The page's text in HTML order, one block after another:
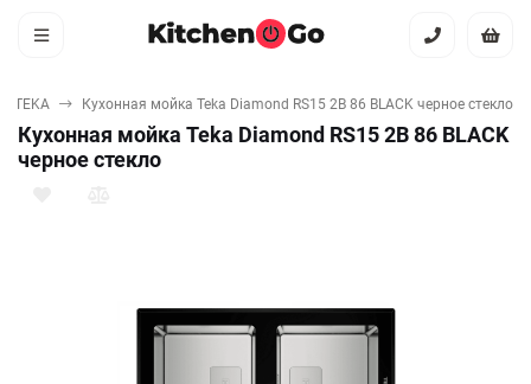
TEKA Кухонная мойка Teka Diamond RS15 2B 86 BLACK черное стекло
Кухонная мойка Teka Diamond RS15 2B 86 BLACK
черное стекло